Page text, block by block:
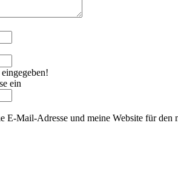
ein
E-Mail-Adresse und meine Website für den